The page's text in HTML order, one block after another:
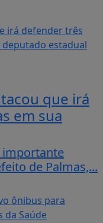
que irá
em sua
importante
de Palmas,...